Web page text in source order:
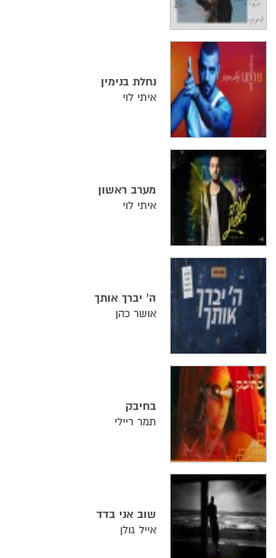
נחלת בנימין
איתי לוי
מערב ראשון
איתי לוי
ה' יברך אותך
אושר כהן
בחיבק
תמר ריילי
שוב אני בדד
אייל גולן